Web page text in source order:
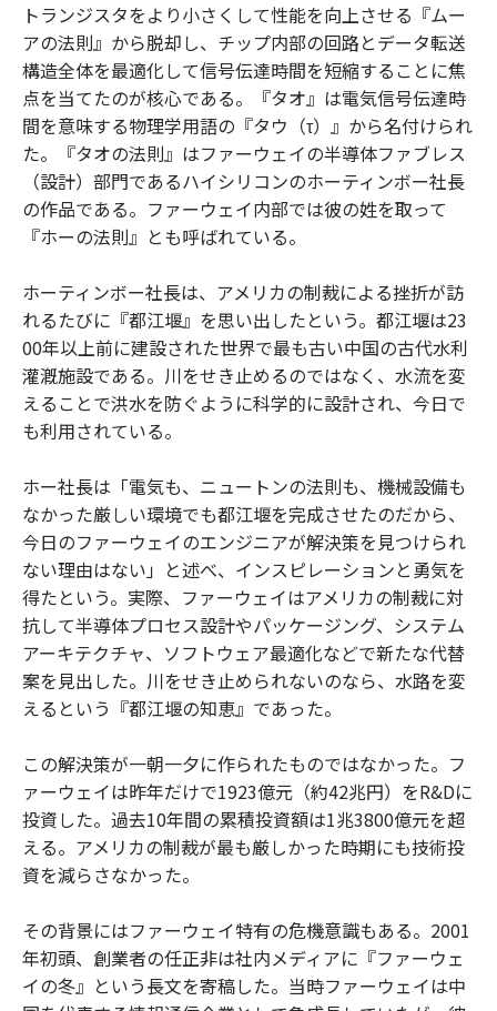
トランジスタをより小さくして性能を向上させる『ムー
アの法則』から脱却し、チップ内部の回路とデータ転送
構造全体を最適化して信号伝達時間を短縮することに焦
点を当てたのが核心である。『タオ』は電気信号伝達時
間を意味する物理学用語の『タウ（τ）』から名付けられ
た。『タオの法則』はファーウェイの半導体ファブレス
（設計）部門であるハイシリコンのホーティンボー社長
の作品である。ファーウェイ内部では彼の姓を取って
『ホーの法則』とも呼ばれている。
ホーティンボー社長は、アメリカの制裁による挫折が訪
れるたびに『都江堰』を思い出したという。都江堰は23
00年以上前に建設された世界で最も古い中国の古代水利
灌漑施設である。川をせき止めるのではなく、水流を変
えることで洪水を防ぐように科学的に設計され、今日で
も利用されている。
ホー社長は「電気も、ニュートンの法則も、機械設備も
なかった厳しい環境でも都江堰を完成させたのだから、
今日のファーウェイのエンジニアが解決策を見つけられ
ない理由はない」と述べ、インスピレーションと勇気を
得たという。実際、ファーウェイはアメリカの制裁に対
抗して半導体プロセス設計やパッケージング、システム
アーキテクチャ、ソフトウェア最適化などで新たな代替
案を見出した。川をせき止められないのなら、水路を変
えるという『都江堰の知恵』であった。
この解決策が一朝一夕に作られたものではなかった。フ
ァーウェイは昨年だけで1923億元（約42兆円）をR&Dに
投資した。過去10年間の累積投資額は1兆3800億元を超
える。アメリカの制裁が最も厳しかった時期にも技術投
資を減らさなかった。
その背景にはファーウェイ特有の危機意識もある。2001
年初頭、創業者の任正非は社内メディアに『ファーウェ
イの冬』という長文を寄稿した。当時ファーウェイは中